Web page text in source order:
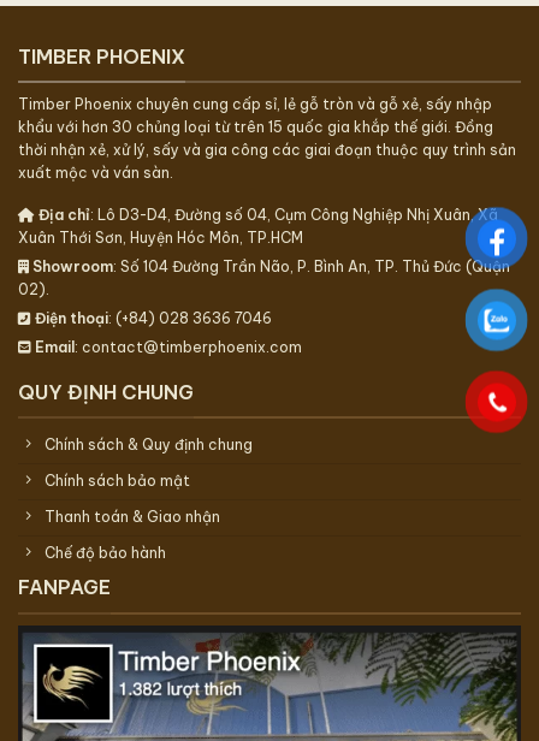
TIMBER PHOENIX
Timber Phoenix chuyên cung cấp sỉ, lẻ gỗ tròn và gỗ xẻ, sấy nhập
khẩu với hơn 30 chủng loại từ trên 15 quốc gia khắp thế giới. Đồng
thời nhận xẻ, xử lý, sấy và gia công các giai đoạn thuộc quy trình sản
xuất mộc và ván sàn.
Địa chỉ: Lô D3-D4, Đường số 04, Cụm Công Nghiệp Nhị Xuân, Xã
Xuân Thới Sơn, Huyện Hóc Môn, TP.HCM
Showroom: Số 104 Đường Trần Não, P. Bình An, TP. Thủ Đức (Quận
02).
Điện thoại: (+84) 028 3636 7046
Email : contact@timberphoenix.com
QUY ĐỊNH CHUNG
Chính sách & Quy định chung
Chính sách bảo mật
Thanh toán & Giao nhận
Chế độ bảo hành
FANPAGE